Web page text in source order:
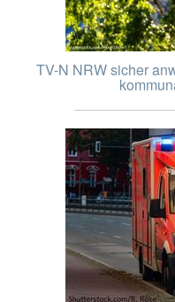
TV-N NRW sicher